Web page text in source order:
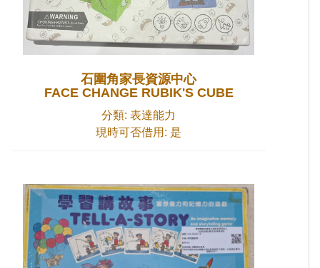
石圍角家長資源中心
FACE CHANGE RUBIK'S CUBE
分類: 表達能力
現時可否借用: 是